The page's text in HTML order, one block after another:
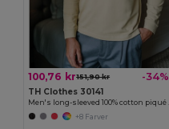
100,76 kr151,90 kr -34%
TH Clothes 30141
+8 Farver